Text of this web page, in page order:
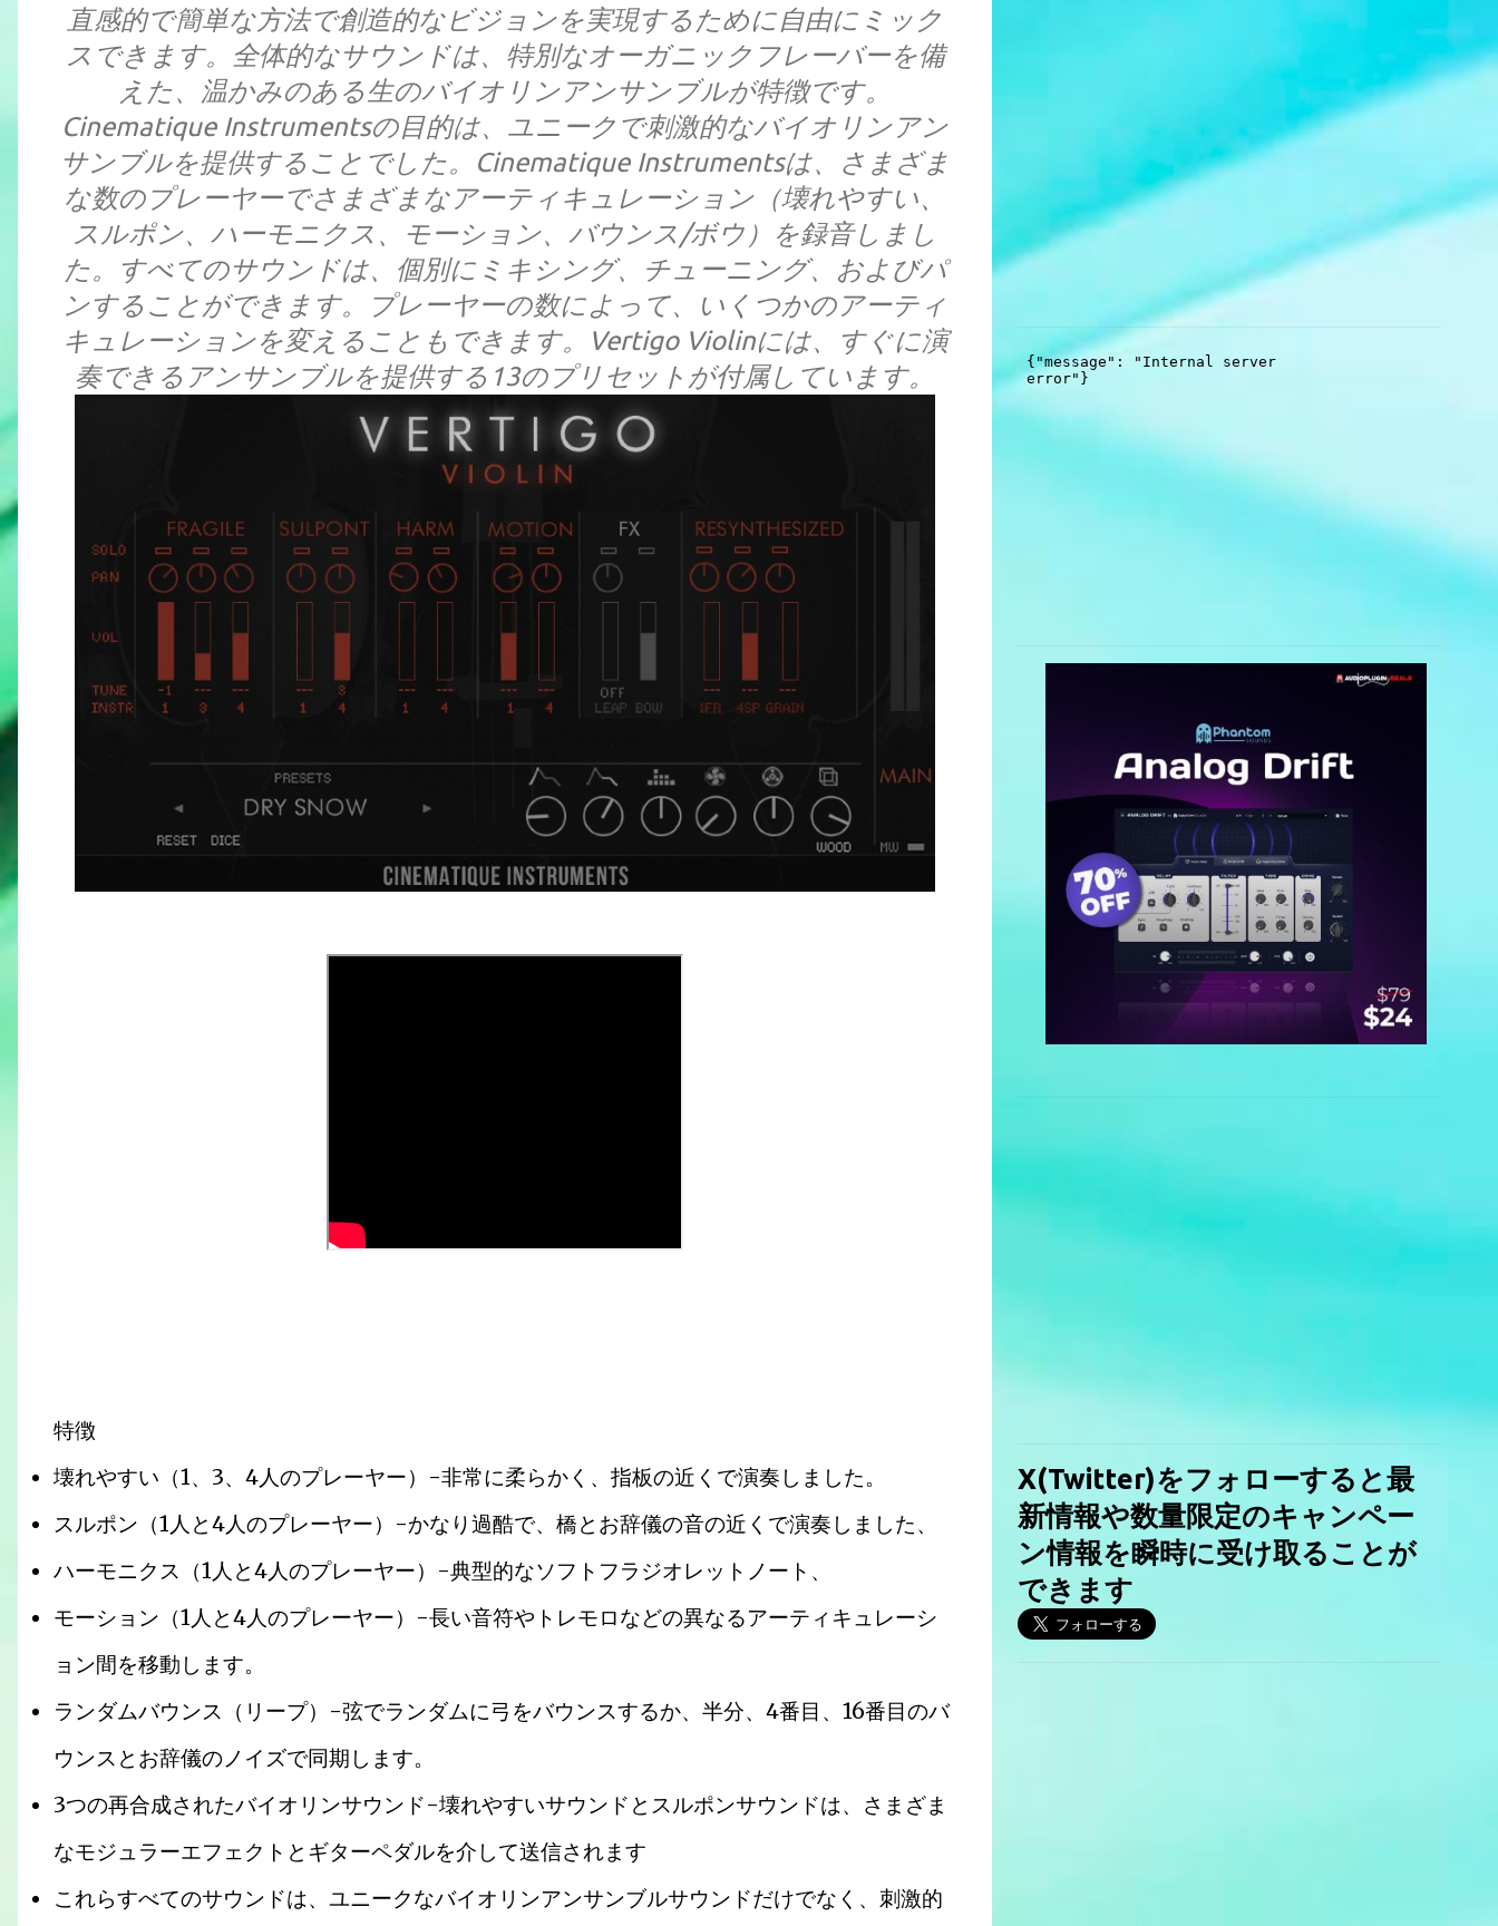
直感的で簡単な方法で創造的なビジョンを実現するために自由にミック
スできます。全体的なサウンドは、特別なオーガニックフレーバーを備
えた、温かみのある生のバイオリンアンサンブルが特徴です。
Cinematique Instrumentsの目的は、ユニークで刺激的なバイオリンアン
サンブルを提供することでした。Cinematique Instrumentsは、さまざま
な数のプレーヤーでさまざまなアーティキュレーション（壊れやすい、
スルポン、ハーモニクス、モーション、バウンス/ボウ）を録音しまし
た。すべてのサウンドは、個別にミキシング、チューニング、およびパ
ンすることができます。プレーヤーの数によって、いくつかのアーティ
キュレーションを変えることもできます。Vertigo Violinには、すぐに演
奏できるアンサンブルを提供する13のプリセットが付属しています。
特徴
壊れやすい（1、3、4人のプレーヤー）-非常に柔らかく、指板の近くで演奏しました。
スルポン（1人と4人のプレーヤー）-かなり過酷で、橋とお辞儀の音の近くで演奏しました、
ハーモニクス（1人と4人のプレーヤー）-典型的なソフトフラジオレットノート、
モーション（1人と4人のプレーヤー）-長い音符やトレモロなどの異なるアーティキュレーシ
ョン間を移動します。
ランダムバウンス（リープ）-弦でランダムに弓をバウンスするか、半分、4番目、16番目のバ
ウンスとお辞儀のノイズで同期します。
3つの再合成されたバイオリンサウンド-壊れやすいサウンドとスルポンサウンドは、さまざま
なモジュラーエフェクトとギターペダルを介して送信されます
これらすべてのサウンドは、ユニークなバイオリンアンサンブルサウンドだけでなく、刺激的
X(Twitter)をフォローすると最
新情報や数量限定のキャンペー
ン情報を瞬時に受け取ることが
できます